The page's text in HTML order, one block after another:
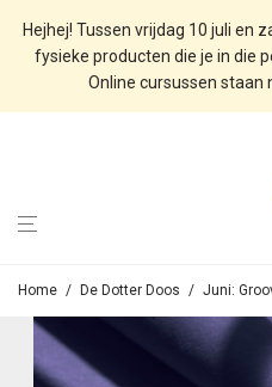
Hejhej! Tussen vrijdag 10 juli en
fysieke producten die je in die
Online cursussen staan
Home / De Dotter Doos / Juni: